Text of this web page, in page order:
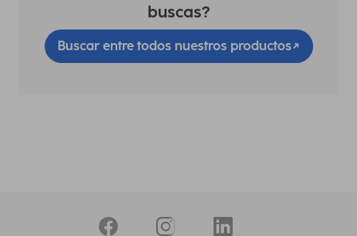
buscas?
Buscar entre todos nuestros productos